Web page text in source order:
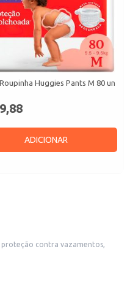
Huggies Pants M 80 un
ADICIONAR
proteção contra vazamentos,